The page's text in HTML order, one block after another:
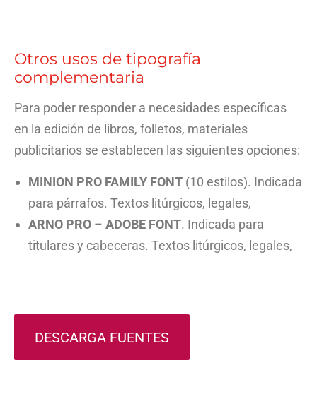
Otros usos de tipografía
complementaria
Para poder responder a necesidades específicas
en la edición de libros, folletos, materiales
publicitarios se establecen las siguientes opciones:
MINION PRO FAMILY FONT (10 estilos). Indicada
para párrafos. Textos litúrgicos, legales,
ARNO PRO – ADOBE FONT. Indicada para
titulares y cabeceras. Textos litúrgicos, legales,
DESCARGA FUENTES